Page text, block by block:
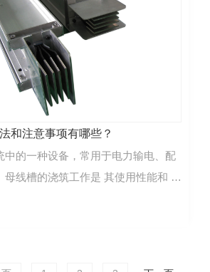
和注意事项有哪些？
中的一种设备，常用于电力输电、配
母线槽的浇筑工作是 其使用性能和 性
方法主要包括以下几个步骤：1.准